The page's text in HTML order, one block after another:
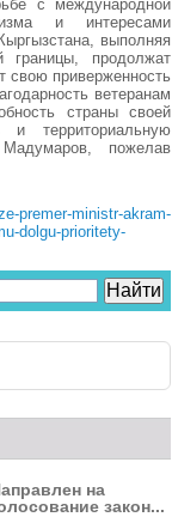
с международной
и интересами
выполняя
границы, продолжат
свою приверженность
ветеранам
страны своей
территориальную
пожелав
premer-ministr-akram-
dolgu-prioritety-
на
закон...